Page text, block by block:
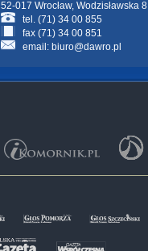
52-017 Wrocław, Wodzisławska 8
tel. (71) 34 00 855
fax (71) 34 00 851
email: biuro@dawro.pl